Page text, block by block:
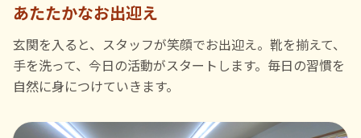
あたたかなお出迎え
玄関を入ると、スタッフが笑顔でお出迎え。靴を揃えて、
手を洗って、今日の活動がスタートします。毎日の習慣を
自然に身につけていきます。